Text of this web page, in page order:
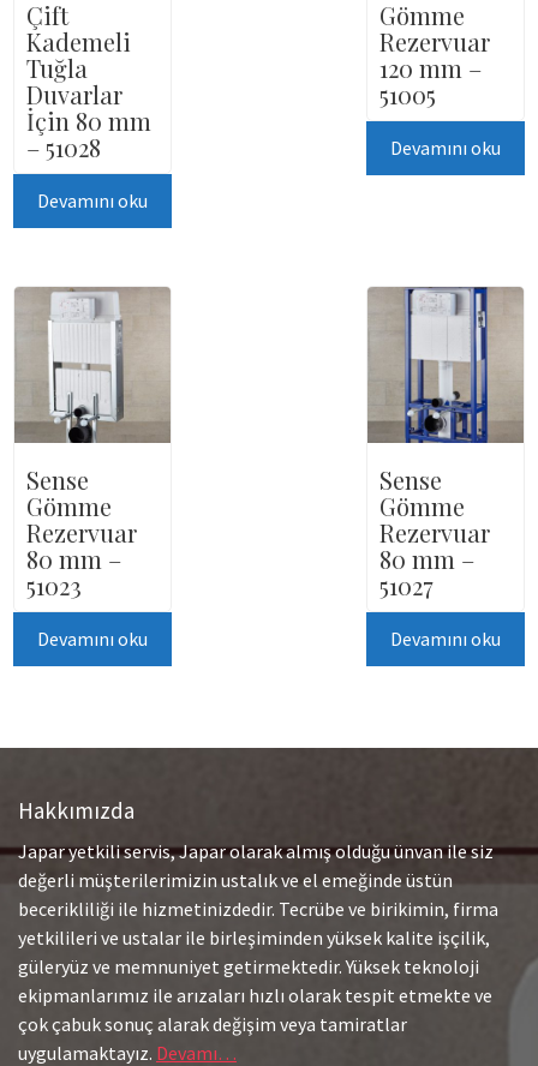
Çift
Kademeli
Tuğla
Duvarlar
İçin 80 mm
– 51028
Devamını oku
Gömme
Rezervuar
120 mm –
51005
Devamını oku
Sense
Gömme
Rezervuar
80 mm –
51023
Devamını oku
Sense
Gömme
Rezervuar
80 mm –
51027
Devamını oku
Hakkımızda
Japar yetkili servis, Japar olarak almış olduğu ünvan ile siz
değerli müşterilerimizin ustalık ve el emeğinde üstün
becerikliliği ile hizmetinizdedir. Tecrübe ve birikimin, firma
yetkilileri ve ustalar ile birleşiminden yüksek kalite işçilik,
güleryüz ve memnuniyet getirmektedir. Yüksek teknoloji
ekipmanlarımız ile arızaları hızlı olarak tespit etmekte ve
çok çabuk sonuç alarak değişim veya tamiratlar
uygulamaktayız. Devamı…